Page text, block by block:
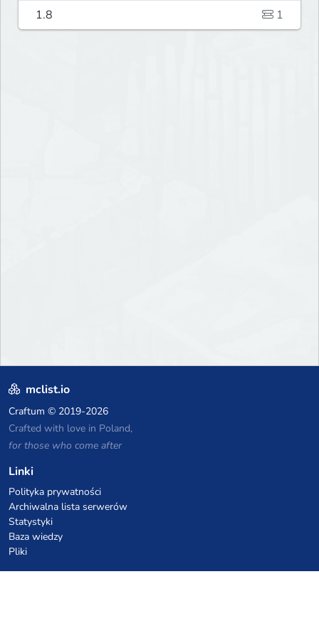
1.8
1
mclist.io
Craftum © 2019-2026
Crafted with love in Poland,
for those who come after
Linki
Polityka prywatności
Archiwalna lista serwerów
Statystyki
Baza wiedzy
Pliki